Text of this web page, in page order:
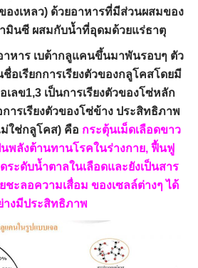
องเหลว) ด้วยอาหารที่มีส่วนผสมของ
มินซี ผสมกับน้ำที่อุดมด้วยแร่ธาตุ
าหาร เบต้ากลูแคนขึ้นมาพันรอบๆ ตัว
ชื่อเรียกการเรียงตัวของกลูโคสโดยมี
เลข1,3 เป็นการเรียงตัวของโซ่หลัก
ารเรียงตัวของโซ่ข้าง ประสิทธิภาพ
ใช่กลูโคส) คือ กระตุ้นเม็ดเลือดขาว
พลังต้านทานโรคในร่างกาย, ฟื้นฟู
ะดับน้ำตาลในเลือดและยังเป็นสาร
ะลอความเสื่อม ของเซลล์ต่างๆ ได้
างมีประสิทธิภาพ